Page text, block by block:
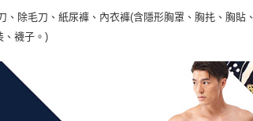
、除毛刀、紙尿褲、內衣褲(含隱形胸罩、胸扥、胸貼
、襪子。)